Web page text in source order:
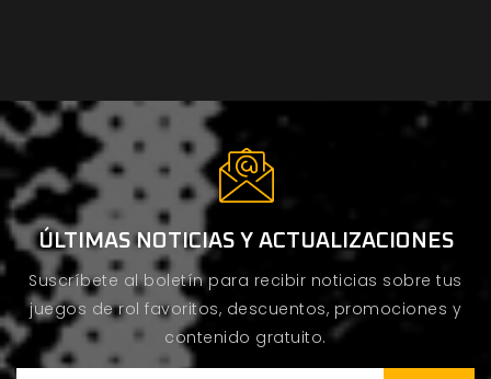
ÚLTIMAS NOTICIAS Y ACTUALIZACIONES
Suscríbete al boletín para recibir noticias sobre tus
juegos de rol favoritos, descuentos, promociones y
contenido gratuito.